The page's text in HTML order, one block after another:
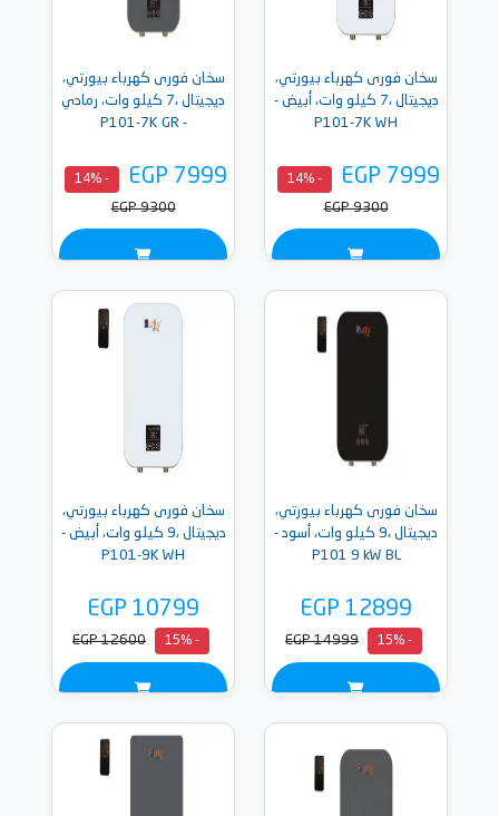
سخان فورى كهرباء بيورتي،
ديجيتال ،7 كيلو وات، أبيض -
P101-7K WH
EGP 7999
- 14%
EGP 9300
سخان فورى كهرباء بيورتي،
ديجيتال ،7 كيلو وات، رمادي
- P101-7K GR
EGP 7999
- 14%
EGP 9300
سخان فورى كهرباء بيورتي،
ديجيتال ،9 كيلو وات، أسود -
P101 9 kW BL
EGP 12899
- 15%
EGP 14999
سخان فورى كهرباء بيورتي،
ديجيتال ،9 كيلو وات، أبيض -
P101-9K WH
EGP 10799
- 15%
EGP 12600